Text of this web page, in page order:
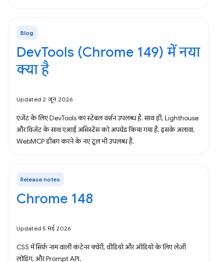
Blog
DevTools (Chrome 149) में नया
क्या है
Updated 2 जून 2026
एजेंट के लिए DevTools का स्टेबल वर्शन उपलब्ध है. साथ ही, Lighthouse
और विजेट के साथ एआई असिस्टेंस को अपग्रेड किया गया है. इसके अलावा,
WebMCP डीबग करने के नए टूल भी उपलब्ध हैं.
Release notes
Chrome 148
Updated 5 मई 2026
CSS में सिर्फ़ नाम वाली कंटेनर क्वेरी, वीडियो और ऑडियो के लिए लेज़ी
लोडिंग, और Prompt API.